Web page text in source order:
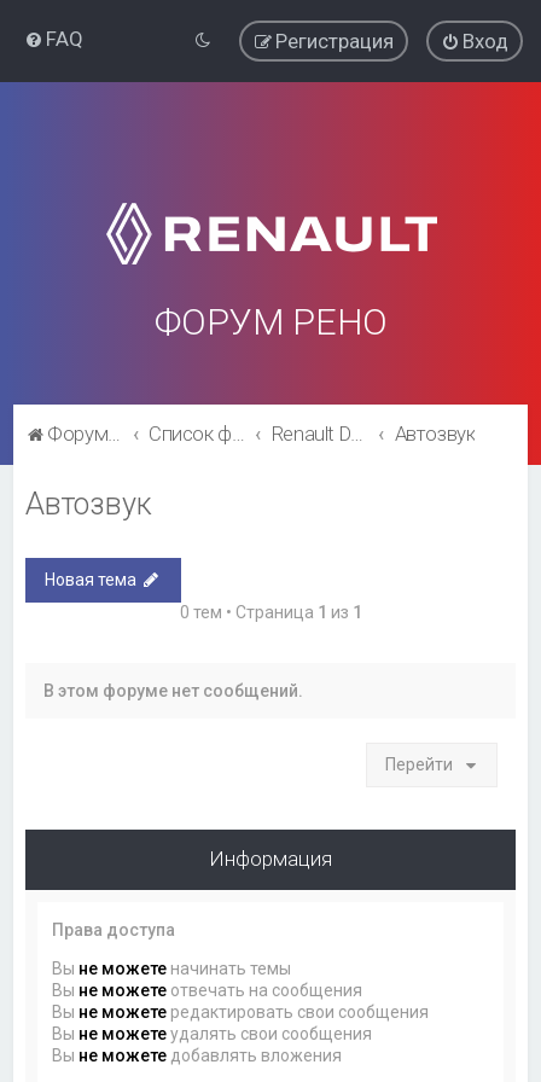
FAQ Вход
Регистрация
ФОРУМ РЕНО
Форум Рено Список форумов Renault Duster Автозвук
Автозвук
Новая тема
0 тем • Страница 1 из 1
В этом форуме нет сообщений.
Перейти
Информация
Права доступа
Вы не можете начинать темы
Вы не можете отвечать на сообщения
Вы не можете редактировать свои сообщения
Вы не можетеудалять свои сообщения
Вы не можете добавлять вложения